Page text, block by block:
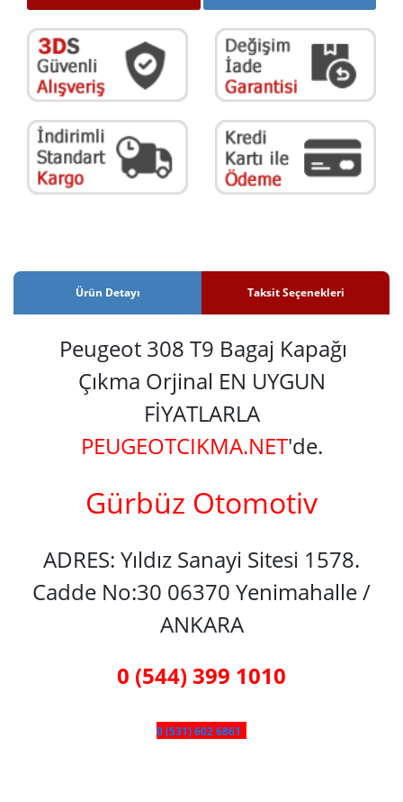
Ürün Detayı Taksit Seçenekleri
Peugeot 308 T9 Bagaj Kapağı
Çıkma Orjinal EN UYGUN
FİYATLARLA
PEUGEOTCIKMA.NET'de.
Gürbüz Otomotiv
ADRES: Yıldız Sanayi Sitesi 1578.
Cadde No:30 06370 Yenimahalle /
ANKARA
0 (544) 399 1010
0 (531) 602 6861